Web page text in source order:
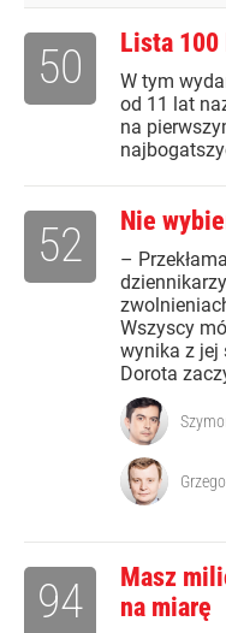
Lista
W tym
od 11 lat
na
50
Nie
–
Wszyscy
wynika z jej
Dorota
52
Masz
na miarę
94